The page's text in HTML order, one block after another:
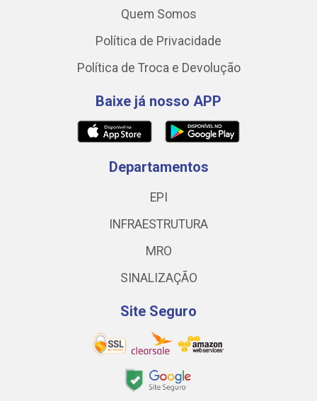
Quem Somos
Política de Privacidade
Política de Troca e Devolução
Baixe já nosso APP
Departamentos
EPI
INFRAESTRUTURA
MRO
SINALIZAÇÃO
Site Seguro